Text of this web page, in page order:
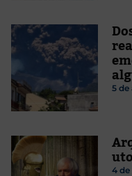
5 de
4 de